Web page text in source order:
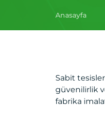
Anasayfa
Sabit
güvenilirlik
fabrika